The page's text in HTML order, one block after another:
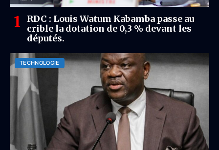
RDC : Louis Watum Kabamba passe au
crible la dotation de 0,3 % devant les
députés.
TECHNOLOGIE